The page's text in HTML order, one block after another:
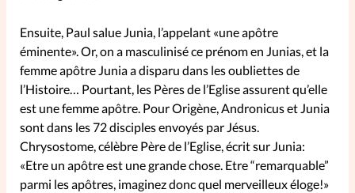
Nous contacter
Ensuite, Paul salue Junia, l’appelant «une apôtre
éminente». Or, on a masculinisé ce prénom en Junias, et la
femme apôtre Junia a disparu dans les oubliettes de
l’Histoire… Pourtant, les Pères de l’Eglise assurent qu’elle
est une femme apôtre. Pour Origène, Andronicus et Junia
sont dans les 72 disciples envoyés par Jésus.
Chrysostome, célèbre Père de l’Eglise, écrit sur Junia:
«Etre un apôtre est une grande chose. Etre “remarquable”
parmi les apôtres, imaginez donc quel merveilleux éloge!»